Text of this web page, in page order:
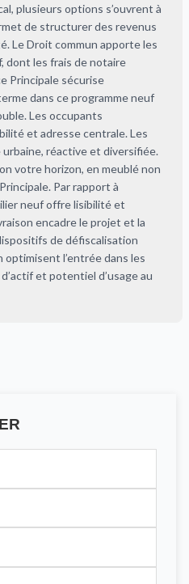
plusieurs options s’ouvrent à
de structurer des revenus
Le Droit commun apporte les
dont les frais de notaire
Principale sécurise
dans ce programme neuf
Les occupants
et adresse centrale. Les
réactive et diversifiée.
votre horizon, en meublé non
Par rapport à
neuf offre lisibilité et
encadre le projet et la
de défiscalisation
l’entrée dans les
et potentiel d’usage au